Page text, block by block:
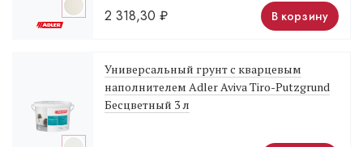
2 318,30 ₽ В корзину
Универсальный грунт с кварцевым
наполнителем Adler Aviva Tiro-Putzgrund
Бесцветный 3 л